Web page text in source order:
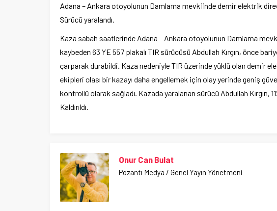
Adana – Ankara otoyolunun Damlama mevkiinde demir elektrik
Sürücü yaralandı.
Kaza sabah saatlerinde Adana – Ankara otoyolunun Damlama
kaybeden 63 YE 557 plakalı TIR sürücüsü Abdullah Kırgın, önce
çarparak durabildi. Kaza nedeniyle TIR üzerinde yüklü olan demir
ekipleri olası bir kazayı daha engellemek için olay yerinde geniş
kontrollü olarak sağladı. Kazada yaralanan sürücü Abdullah Kırgın,
Kaldırıldı.
Onur Can Bulat
Pozantı Medya / Genel Yayın Yönetmeni